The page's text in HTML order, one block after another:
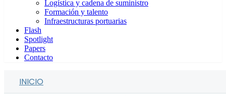
Logística y cadena de suministro
Formación y talento
Infraestructuras portuarias
Flash
Spotlight
Papers
Contacto
INICIO